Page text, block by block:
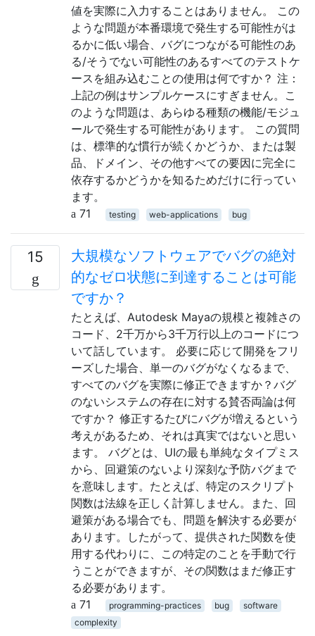
値を実際に入力することはありません。 この
ような問題が本番環境で発生する可能性がは
るかに低い場合、バグにつながる可能性のあ
る/そうでない可能性のあるすべてのテストケ
ースを組み込むことの使用は何ですか？ 注：
上記の例はサンプルケースにすぎません。こ
のような問題は、あらゆる種類の機能/モジュ
ールで発生する可能性があります。 この質問
は、標準的な慣行が続くかどうか、または製
品、ドメイン、その他すべての要因に完全に
依存するかどうかを知るためだけに行ってい
ます。
71
testing web-applications bug
15
大規模なソフトウェアでバグの絶対
的なゼロ状態に到達することは可能
ですか？
たとえば、Autodesk Mayaの規模と複雑さの
コード、2千万から3千万行以上のコードにつ
いて話しています。 必要に応じて開発をフリ
ーズした場合、単一のバグがなくなるまで、
すべてのバグを実際に修正できますか？バグ
のないシステムの存在に対する賛否両論は何
ですか？ 修正するたびにバグが増えるという
考えがあるため、それは真実ではないと思い
ます。 バグとは、UIの最も単純なタイプミス
から、回避策のないより深刻な予防バグまで
を意味します。たとえば、特定のスクリプト
関数は法線を正しく計算しません。また、回
避策がある場合でも、問題を解決する必要が
あります。したがって、提供された関数を使
用する代わりに、この特定のことを手動で行
うことができますが、その関数はまだ修正す
る必要があります。
71
programming-practices bug
software
complexity